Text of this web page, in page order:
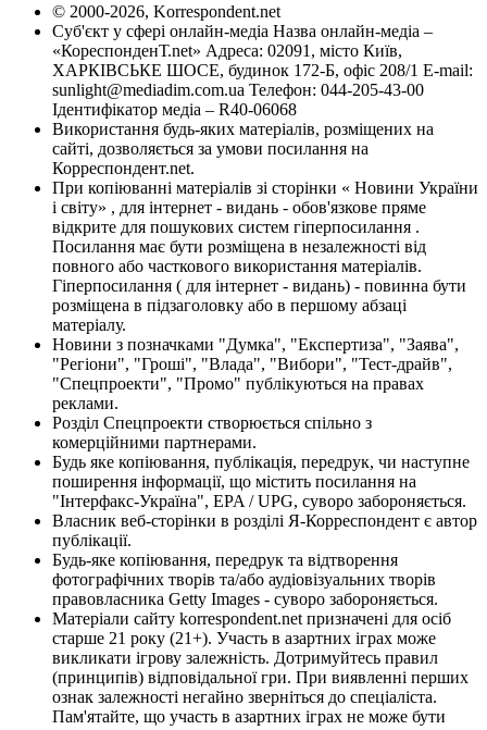
© 2000-2026, Korrespondent.net
Суб'єкт у сфері онлайн-медіа Назва онлайн-медіа –
«КореспонденТ.net» Адреса: 02091, місто Київ,
ХАРКІВСЬКЕ ШОСЕ, будинок 172-Б, офіс 208/1 E-mail:
sunlight@mediadim.com.ua Телефон: 044-205-43-00
Ідентифікатор медіа – R40-06068
Використання будь-яких матеріалів, розміщених на
сайті, дозволяється за умови посилання на
Корреспондент.net.
При копіюванні матеріалів зі сторінки « Новини України
і світу» , для інтернет - видань - обов'язкове пряме
відкрите для пошукових систем гіперпосилання .
Посилання має бути розміщена в незалежності від
повного або часткового використання матеріалів.
Гіперпосилання ( для інтернет - видань) - повинна бути
розміщена в підзаголовку або в першому абзаці
матеріалу.
Новини з позначками "Думка", "Експертиза", "Заява",
"Регіони", "Гроші", "Влада", "Вибори", "Тест-драйв",
"Спецпроекти", "Промо" публікуються на правах
реклами.
Розділ Спецпроекти створюється спільно з
комерційними партнерами.
Будь яке копіювання, публікація, передрук, чи наступне
поширення інформації, що містить посилання на
"Інтерфакс-Україна", EPA / UPG, суворо забороняється.
Власник веб-сторінки в розділі Я-Корреспондент є автор
публікації.
Будь-яке копіювання, передрук та відтворення
фотографічних творів та/або аудіовізуальних творів
правовласника Getty Images - суворо забороняється.
Матеріали сайту korrespondent.net призначені для осіб
старше 21 року (21+). Участь в азартних іграх може
викликати ігрову залежність. Дотримуйтесь правил
(принципів) відповідальної гри. При виявленні перших
ознак залежності негайно зверніться до спеціаліста.
Пам'ятайте, що участь в азартних іграх не може бути